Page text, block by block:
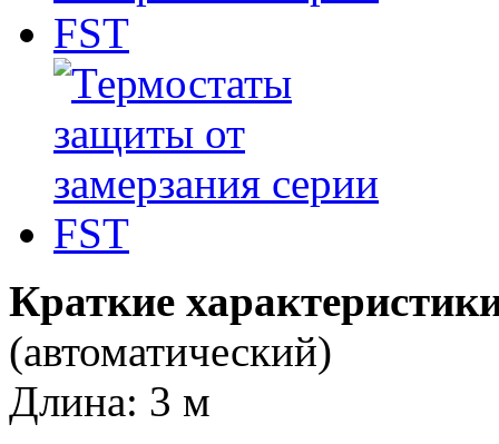
Краткие
(автоматический)
Длина: 3 м